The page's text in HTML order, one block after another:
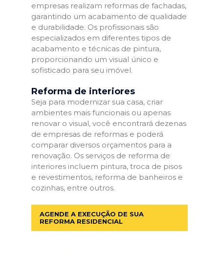
empresas realizam reformas de fachadas,
garantindo um acabamento de qualidade
e durabilidade. Os profissionais são
especializados em diferentes tipos de
acabamento e técnicas de pintura,
proporcionando um visual único e
sofisticado para seu imóvel.
Reforma de interiores
Seja para modernizar sua casa, criar
ambientes mais funcionais ou apenas
renovar o visual, você encontrará dezenas
de empresas de reformas e poderá
comparar diversos orçamentos para a
renovação. Os serviços de reforma de
interiores incluem pintura, troca de pisos
e revestimentos, reforma de banheiros e
cozinhas, entre outros.
AGENDE A EXECUÇÃO DE SUA
REFORMA RESIDENCIAL